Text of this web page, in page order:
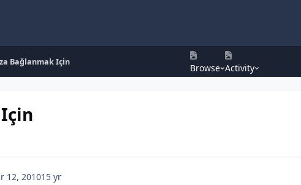
Bağlanmak Için
Browse Activity
12, 201015 yr